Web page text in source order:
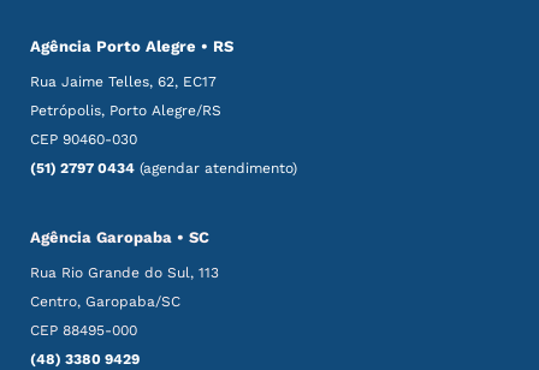
Agência Porto Alegre • RS
Rua Jaime Telles, 62, EC17
Petrópolis, Porto Alegre/RS
CEP 90460-030
(51) 2797 0434 (agendar atendimento)
Agência Garopaba • SC
Rua Rio Grande do Sul, 113
Centro, Garopaba/SC
CEP 88495-000
(48) 3380 9429